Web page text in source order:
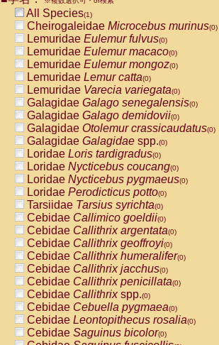
CebidaeCebus
CebidaeSaimiri boliviensis(0)
CebidaeSaimiri sciureus(0)
AtelidaeAlouatta caraya(0)
AtelidaeAlouatta fusca(0)
AtelidaeAlouatta seniculus
AtelidaeAlouattaspp.(0)
AtelidaeAteles belzebuth(0)
AtelidaeAteles geoffroyi(0)
AtelidaeAteles paniscus(0)
AtelidaeAtelesspp.(0)
Atelidae Lagothrix lagothricha
AtelidaeLagothrix lagothricha cana
PitheciidaeCacajao calvus
PitheciidaeCallicebus cupreus
PitheciidaeCallicebus donacophilus
PitheciidaeCallicebus moloch
PitheciidaeCallicebus torquatus
PitheciidaeCallicebusspp.(0)
PitheciidaeChiropotes satanas(0)
PitheciidaePithecia monachus
PitheciidaePithecia pithecia(0)
CercopithecidaeCercocebus agilis
CercopithecidaeCercocebus
CercopithecidaeCercocebus
CercopithecidaeCercocebus
All Species(1)
Cheirogaleidae Microcebus murinus(0)
Lemuridae Eulemur fulvus(0)
Lemuridae Eulemur macaco(0)
Lemuridae Eulemur mongoz(0)
Lemuridae Lemur catta(0)
Lemuridae Varecia variegata(0)
Galagidae Galago senegalensis(0)
Galagidae Galago demidovii(0)
Galagidae Otolemur crassicaudatus(0)
Galagidae Galagidae spp.(0)
Loridae Loris tardigradus(0)
Loridae Nycticebus coucang(0)
Loridae Nycticebus pygmaeus(0)
Loridae Perodicticus potto(0)
Tarsiidae Tarsius syrichta(0)
Cebidae Callimico goeldii(0)
Cebidae Callithrix argentata(0)
Cebidae Callithrix geoffroyi(0)
Cebidae Callithrix humeralifer(0)
Cebidae Callithrix jacchus(0)
Cebidae Callithrix penicillata(0)
Cebidae Callithrixspp.(0)
Cebidae Cebuella pygmaea(0)
Cebidae Leontopithecus rosalia(0)
Cebidae Saguinus bicolor(0)